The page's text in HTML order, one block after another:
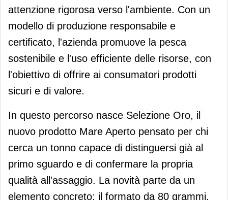
attenzione rigorosa verso l'ambiente. Con un
modello di produzione responsabile e
certificato, l'azienda promuove la pesca
sostenibile e l'uso efficiente delle risorse, con
l'obiettivo di offrire ai consumatori prodotti
sicuri e di valore.
In questo percorso nasce Selezione Oro, il
nuovo prodotto Mare Aperto pensato per chi
cerca un tonno capace di distinguersi già al
primo sguardo e di confermare la propria
qualità all'assaggio. La novità parte da un
elemento concreto: il formato da 80 grammi.